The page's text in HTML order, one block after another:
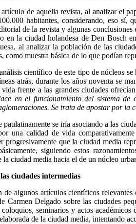
de aquella revista, al analizar el
habitantes, considerando, eso sí,
de la revista y algunas
en la ciudad holandesa de Den Bosch
al analizar la población de las
muestra básica de lo que podían
científico de este tipo de núcleos
atrás, durante los años noventa se
frente a las grandes ciudades
en el funcionamiento del sistema
Se trata de apostar por la
se iría asociando a las
una calidad de vida
que la ciudad media
siguiendo estos
ciudad media hacia el de un núcleo
ciudades intermedias
algunos artículos científicos
Delgado sobre las ciudades
seminarios y actos
de la ciudad media, intentando